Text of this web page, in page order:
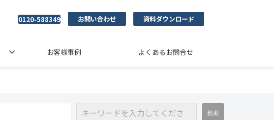
0120-588349 お問い合わせ 資料ダウンロード
お客様事例 よくあるお問合せ